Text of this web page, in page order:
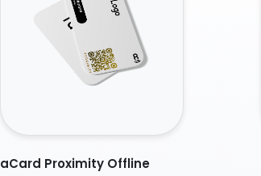
aCard Proximity Offline